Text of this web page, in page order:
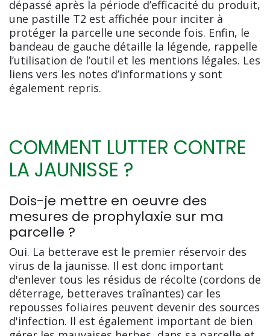
dépassé après la période d’efficacité du produit,
une pastille T2 est affichée pour inciter à
protéger la parcelle une seconde fois. Enfin, le
bandeau de gauche détaille la légende, rappelle
l’utilisation de l’outil et les mentions légales. Les
liens vers les notes d’informations y sont
également repris.
COMMENT LUTTER CONTRE
LA JAUNISSE ?
Dois-je mettre en oeuvre des
mesures de prophylaxie sur ma
parcelle ?
Oui. La betterave est le premier réservoir des
virus de la jaunisse. Il est donc important
d'enlever tous les résidus de récolte (cordons de
déterrage, betteraves traînantes) car les
repousses foliaires peuvent devenir des sources
d'infection. Il est également important de bien